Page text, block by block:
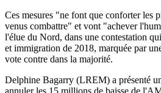
Ces mesures "ne font que conforter les
venus combattre" et vont "achever
l'élue du Nord, dans une contestation
et immigration de 2018, marquée par
vote contre dans la majorité.
Delphine Bagarry (LREM) a présenté
annuler les 15 millions de baisse de